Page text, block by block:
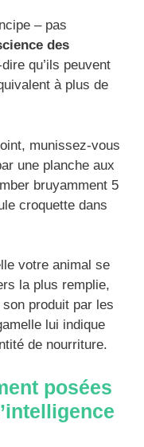
– pas
des
qu’ils peuvent
à plus de
munissez-vous
une planche aux
bruyamment 5
croquette dans
votre animal se
la plus remplie,
son produit par les
lui indique
de nourriture.
posées